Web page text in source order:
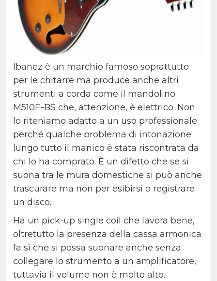
Ibanez è un marchio famoso soprattutto
per le chitarre ma produce anche altri
strumenti a corda come il mandolino
M510E-BS che, attenzione, è elettrico. Non
lo riteniamo adatto a un uso professionale
perché qualche problema di intonazione
lungo tutto il manico è stata riscontrata da
chi lo ha comprato. È un difetto che se si
suona tra le mura domestiche si può anche
trascurare ma non per esibirsi o registrare
un disco.
Ha un pick-up single coil che lavora bene,
oltretutto la presenza della cassa armonica
fa sì che si possa suonare anche senza
collegare lo strumento a un amplificatore,
tuttavia il volume non è molto alto.